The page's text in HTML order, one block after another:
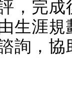
，完成
生涯規
詢，協